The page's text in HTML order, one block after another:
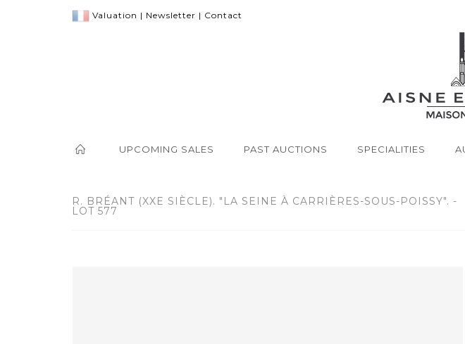
Valuation | Newsletter | Contact
UPCOMING SALES PAST AUCTIONS SPECIALITIES
R. BRÉANT (XXE SIÈCLE). "LA SEINE À CARRIÈRES-SOUS-POISSY". -
LOT 577